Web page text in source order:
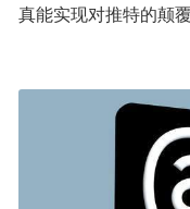
真能实现对推特的颠